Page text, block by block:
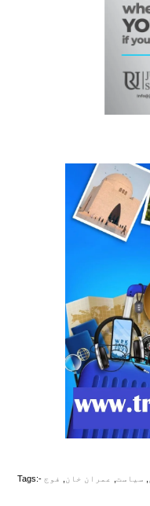
Tags:- سیاست عمران خان فوج